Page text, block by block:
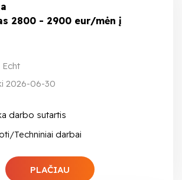
2800 - 2900 eur/mėn į
Echt
2026-06-30
darbo sutartis
Techniniai darbai
PLAČIAU